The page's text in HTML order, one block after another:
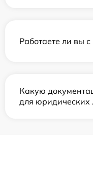
Работаете ли вы
Какую
для юридических